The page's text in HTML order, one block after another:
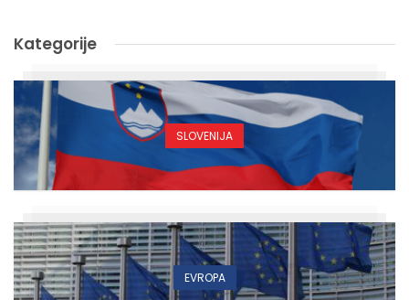
Kategorije
SLOVENIJA
EVROPA